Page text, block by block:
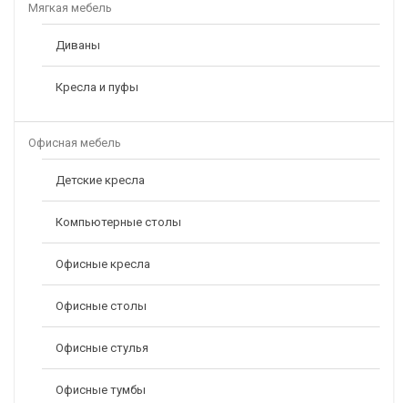
Мягкая мебель
Диваны
Кресла и пуфы
Офисная мебель
Детские кресла
Компьютерные столы
Офисные кресла
Офисные столы
Офисные стулья
Офисные тумбы